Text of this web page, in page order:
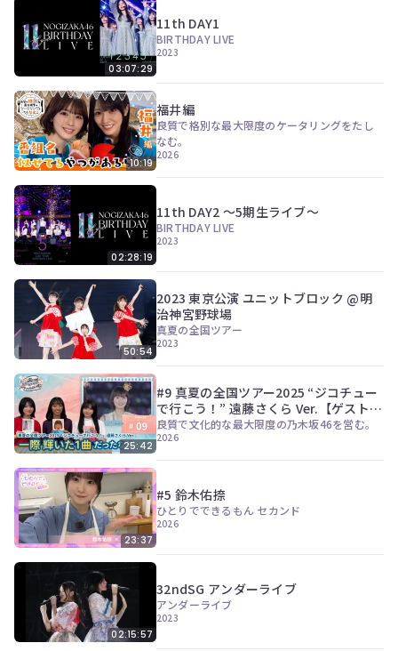
03:07:29
11th DAY1
BIRTHDAY LIVE
2023
10:19
福井編
良質で格別な最大限度のケータリングをたし
なむ。
2026
02:28:19
11th DAY2 ～5期生ライブ～
BIRTHDAY LIVE
2023
50:54
2023 東京公演 ユニットブロック @明
治神宮野球場
真夏の全国ツアー
2023
25:42
#9 真夏の全国ツアー2025 “ジコチュー
で行こう！” 遠藤さくら Ver.【ゲスト：
伊藤亜和】
良質で文化的な最大限度の乃木坂46を営む。
2026
23:37
#5 鈴木佑捺
ひとりでできるもん セカンド
2026
02:15:57
32ndSG アンダーライブ
アンダーライブ
2023